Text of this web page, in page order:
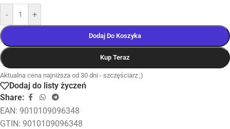
- +
Dodaj Do Koszyka
Kup Teraz
Aktualna cena najniższa od 30 dni - szczęściarz ;)
Dodaj do listy życzeń
Share:
EAN: 9010109096348
GTIN: 9010109096348